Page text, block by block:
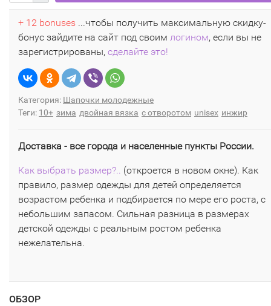
+ 12 bonuses ...чтобы получить максимальную скидку-
бонус зайдите на сайт под своим логином, если вы не
зарегистрированы, сделайте это!
Категория: Шапочки молодежные
Теги: 10+ зима двойная вязка с отворотом unisex инжир
Доставка - все города и населенные пункты России.
Как выбрать размер?.. (откроется в новом окне). Как
правило, размер одежды для детей определяется
возрастом ребенка и подбирается по мере его роста, с
небольшим запасом. Сильная разница в размерах
детской одежды с реальным ростом ребенка
нежелательна.
ОБЗОР